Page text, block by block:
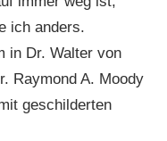
ich anders.
in Dr. Walter von
Raymond A. Moody
geschilderten